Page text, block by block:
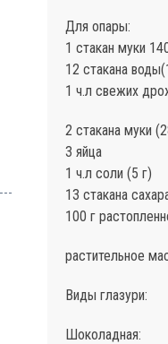
Для опары:
1 стакан муки
12 стакана
1 ч.л свежих
2 стакана муки
3 яйца
1 ч.л соли (5 г)
13 стакана
100 г
растительное
Виды глазури:
Шоколадная: